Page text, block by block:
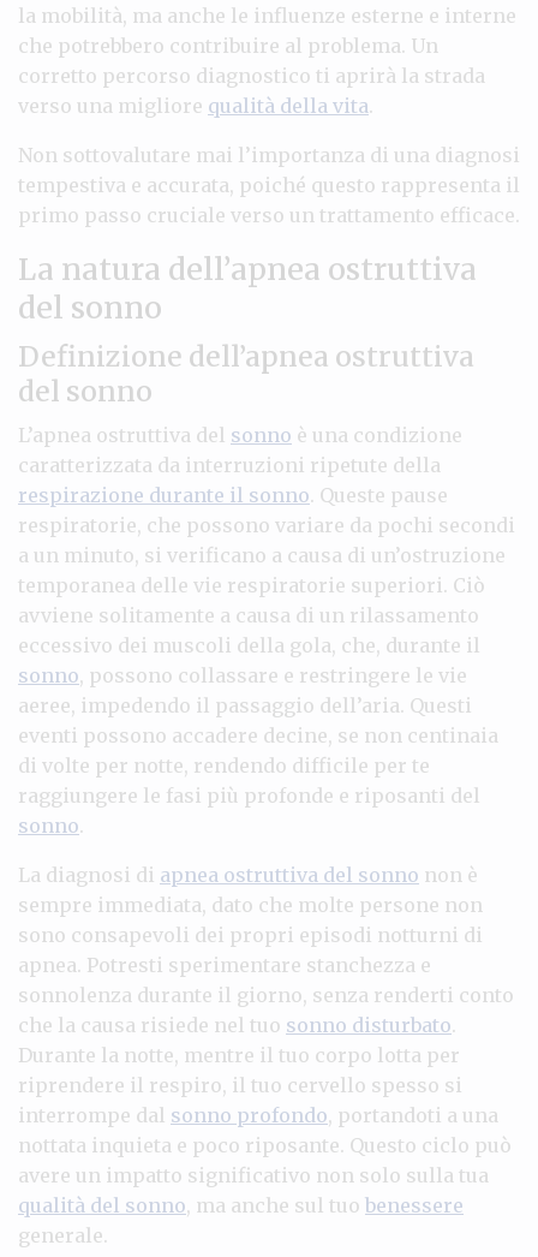
la mobilità, ma anche le influenze esterne e interne
che potrebbero contribuire al problema. Un
corretto percorso diagnostico ti aprirà la strada
verso una migliore qualità della vita.
Non sottovalutare mai l’importanza di una diagnosi
tempestiva e accurata, poiché questo rappresenta il
primo passo cruciale verso un trattamento efficace.
La natura dell’apnea ostruttiva
del sonno
Definizione dell’apnea ostruttiva
del sonno
L’apnea ostruttiva del sonno è una condizione
caratterizzata da interruzioni ripetute della
respirazione durante il sonno. Queste pause
respiratorie, che possono variare da pochi secondi
a un minuto, si verificano a causa di un’ostruzione
temporanea delle vie respiratorie superiori. Ciò
avviene solitamente a causa di un rilassamento
eccessivo dei muscoli della gola, che, durante il
sonno, possono collassare e restringere le vie
aeree, impedendo il passaggio dell’aria. Questi
eventi possono accadere decine, se non centinaia
di volte per notte, rendendo difficile per te
raggiungere le fasi più profonde e riposanti del
sonno.
La diagnosi di apnea ostruttiva del sonno non è
sempre immediata, dato che molte persone non
sono consapevoli dei propri episodi notturni di
apnea. Potresti sperimentare stanchezza e
sonnolenza durante il giorno, senza renderti conto
che la causa risiede nel tuo sonno disturbato.
Durante la notte, mentre il tuo corpo lotta per
riprendere il respiro, il tuo cervello spesso si
interrompe dal sonno profondo, portandoti a una
nottata inquieta e poco riposante. Questo ciclo può
avere un impatto significativo non solo sulla tua
qualità del sonno, ma anche sul tuo benessere
generale.